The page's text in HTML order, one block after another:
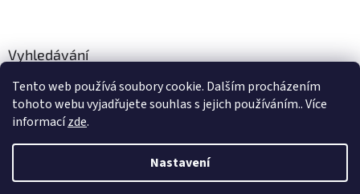
Tento web používá soubory cookie. Dalším procházením
tohoto webu vyjadřujete souhlas s jejich používáním.. Více
informacízde.
Nastavení
Vyhledávání
Vytvořil Shoptet